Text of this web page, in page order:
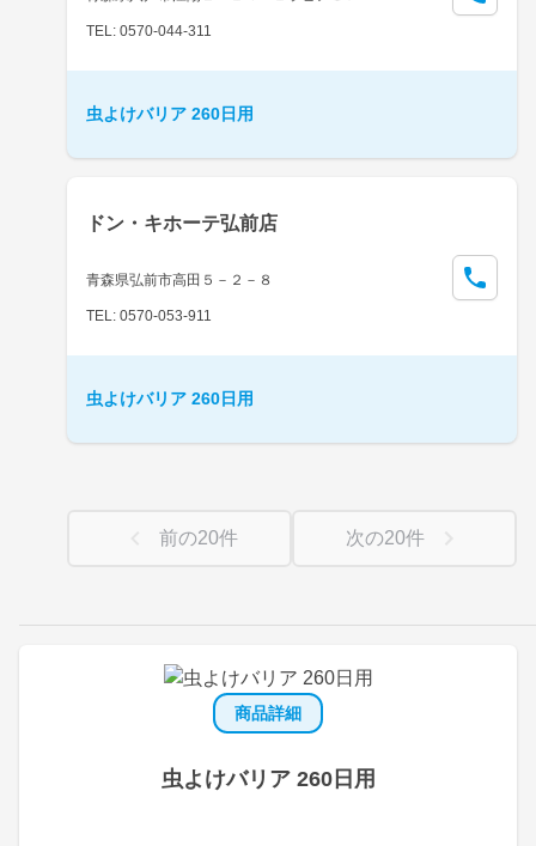
商品詳細
虫よけバリア 260日用
TEL: 0570-044-311
虫よけバリア 260日用
ドン・キホーテ弘前店
青森県弘前市高田５－２－８
TEL: 0570-053-911
虫よけバリア 260日用
前の20件 次の20件